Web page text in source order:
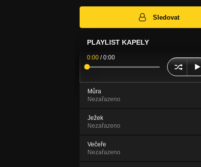
Sledovat
PLAYLIST KAPELY
0:00 /0:00
Můra
Nezařazeno
Ježek
Nezařazeno
Večeře
Nezařazeno